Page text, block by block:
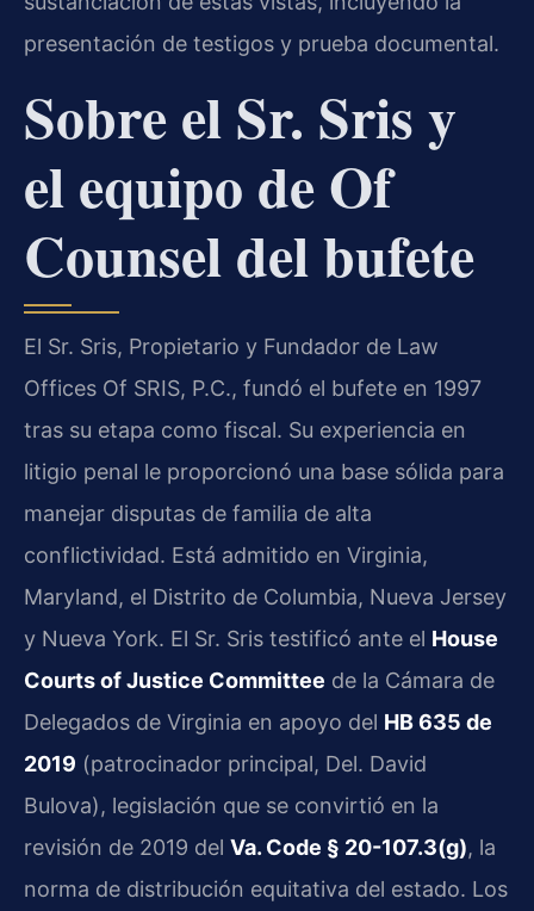
presentación de testigos y prueba documental.
Sobre el Sr. Sris y
el equipo de Of
Counsel del bufete
El Sr. Sris, Propietario y Fundador de Law
Offices Of SRIS, P.C., fundó el bufete en 1997
tras su etapa como fiscal. Su experiencia en
litigio penal le proporcionó una base sólida para
manejar disputas de familia de alta
conflictividad. Está admitido en Virginia,
Maryland, el Distrito de Columbia, Nueva Jersey
y Nueva York. El Sr. Sris testificó ante el House
Courts of Justice Committee de la Cámara de
Delegados de Virginia en apoyo del HB 635 de
2019 (patrocinador principal, Del. David
Bulova), legislación que se convirtió en la
revisión de 2019 del Va. Code § 20-107.3(g), la
norma de distribución equitativa del estado. Los